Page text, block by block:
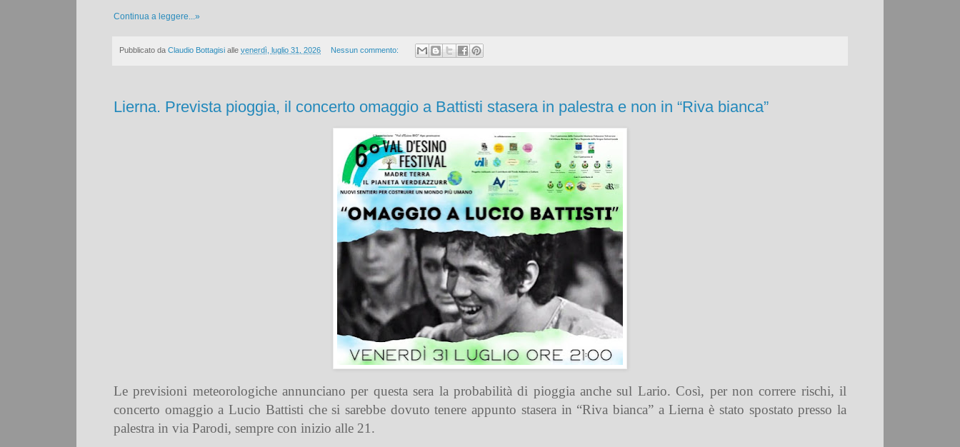
Continua a leggere...»
Pubblicato da Claudio Bottagisi alle venerdì, luglio 31, 2026 Nessun commento:
Lierna. Prevista pioggia, il concerto omaggio a Battisti stasera in palestra e non in “Riva bianca”
Le previsioni meteorologiche annunciano per questa sera la probabilità di pioggia anche sul Lario. Così, per non correre rischi, il
concerto omaggio a Lucio Battisti che si sarebbe dovuto tenere appunto stasera in “Riva bianca” a Lierna è stato spostato presso la
palestra in via Parodi, sempre con inizio alle 21.